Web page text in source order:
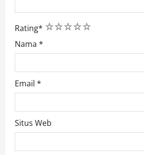
Rating* 5
4
3
2
1
Nama *
Email *
Situs Web